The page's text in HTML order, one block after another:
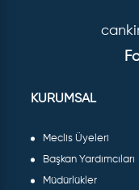
KURUMSAL
Meclis Üyeleri
Başkan Yardımcıları
Müdürlükler